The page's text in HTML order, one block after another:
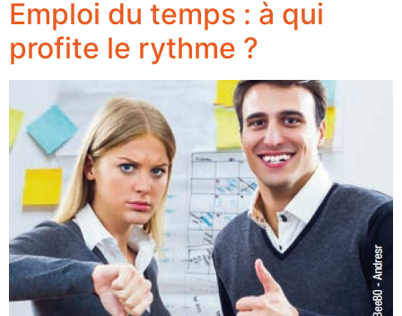
Emploi du temps : à qui
profite le rythme ?